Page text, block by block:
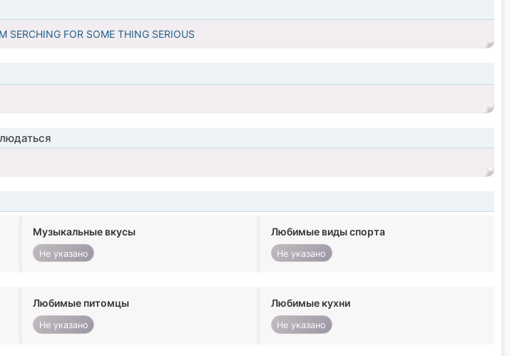
SERCHING FOR SOME THING SERIOUS
Музыкальные вкусы
Не указано
Любимые виды спорта
Не указано
Любимые питомцы
Не указано
Любимые кухни
Не указано